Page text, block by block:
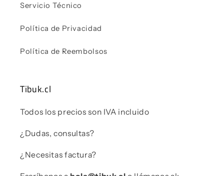
Servicio Técnico
Política de Privacidad
Política de Reembolsos
Tibuk.cl
Todos los precios son IVA incluido
¿Dudas, consultas?
¿Necesitas factura?